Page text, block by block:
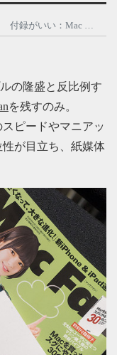
録がいい：Mac Fan
の隆盛と反比例す
を残すのみ。
ピードやマニアッ
が目立ち、紙媒体